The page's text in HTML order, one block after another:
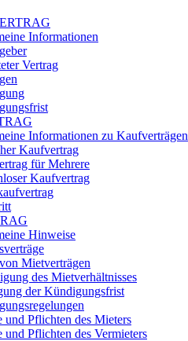
Informationen
Vertrag
Informationen zu Kaufverträgen
Kaufvertrag
für Mehrere
Kaufvertrag
Hinweise
Mietverträgen
des Mietverhältnisses
der Kündigungsfrist
und Pflichten des Mieters
und Pflichten des Vermieters